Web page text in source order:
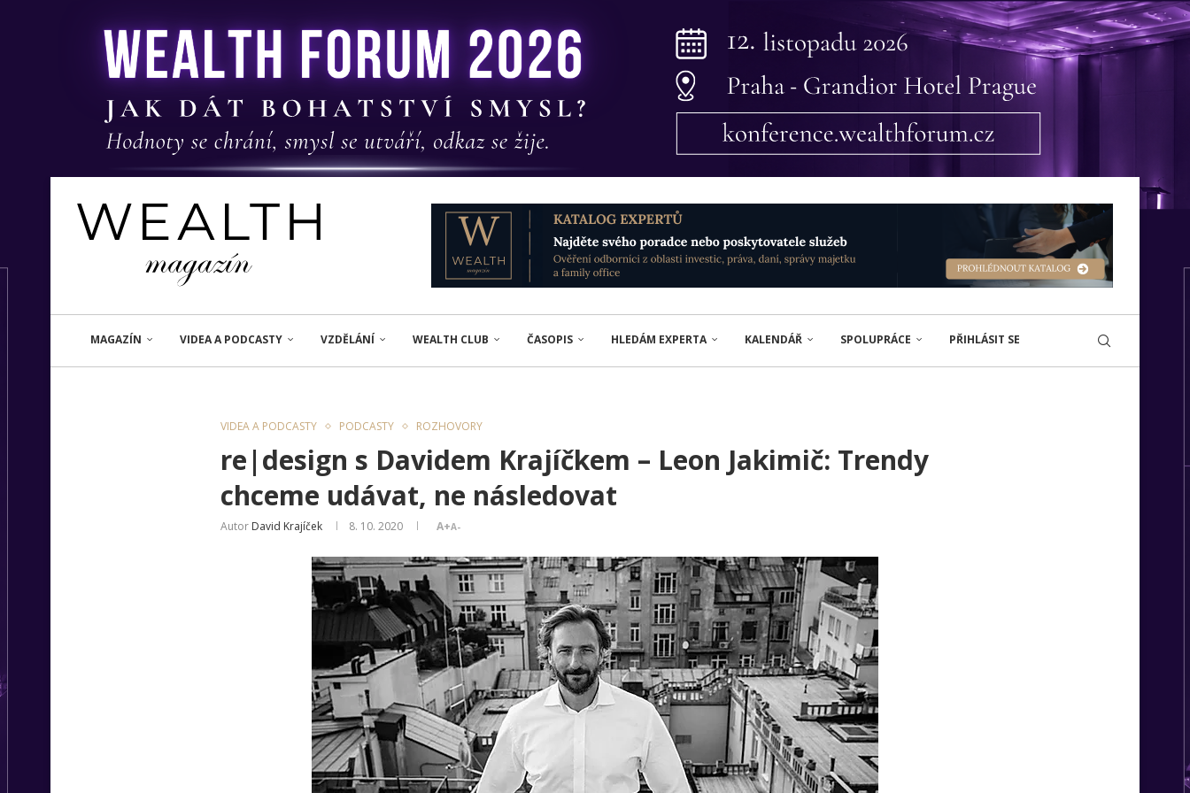
MAGAZÍN VIDEA A PODCASTY VZDĚLÁNÍ WEALTH CLUB ČASOPIS HLEDÁM EXPERTA KALENDÁŘ SPOLUPRÁCE PŘIHLÁSIT SE
VIDEA A PODCASTY PODCASTY ROZHOVORY
re|design s Davidem Krajíčkem – Leon Jakimič: Trendy
chceme udávat, ne následovat
Autor David Krajíček 8. 10. 2020 A+A-